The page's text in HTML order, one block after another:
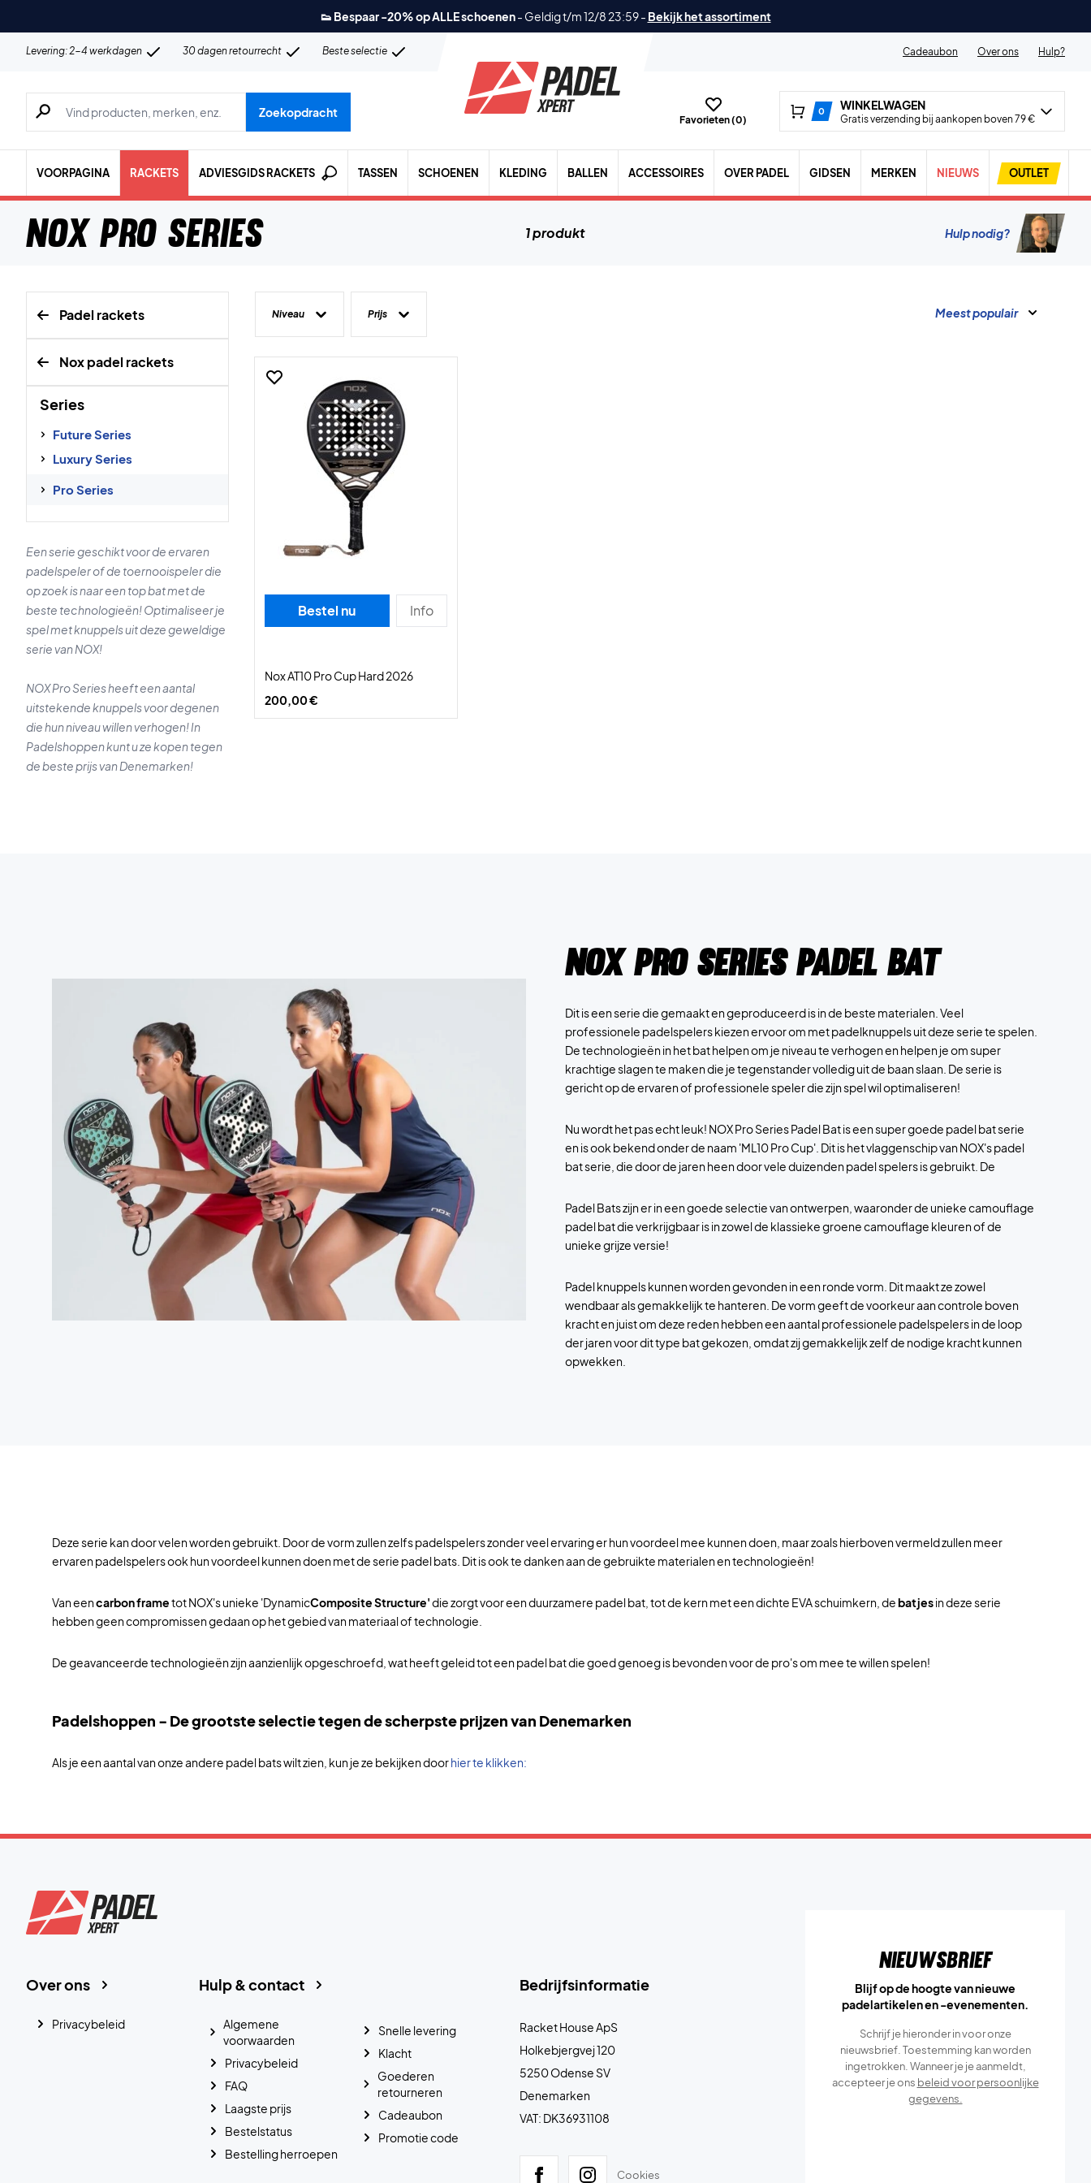
👟 Bespaar -20% op ALLE schoenen- Geldig t/m 12/8 23:59- Bekijk het assortiment
Levering: 2-4 werkdagen 30 dagen retourrecht Beste selectie Cadeaubon Over ons Hulp?
Zoeken naar producten, merken etc.
Zoekopdracht
Favorieten (0)
0 WINKELWAGEN
Gratis verzending bij aankopen boven 79 €
VOORPAGINA RACKETS ADVIESGIDS RACKETS TASSEN SCHOENEN KLEDING BALLEN ACCESSOIRES OVER PADEL GIDSEN MERKEN NIEUWS OUTLET
NOX Pro Series 1 produkt Hulp nodig?
Padel rackets
Nox padel rackets
Series
Future Series
Luxury Series
Pro Series
Een serie geschikt voor de ervaren
padelspeler of de toernooispeler die
op zoek is naar een top bat met de
beste technologieën! Optimaliseer je
spel met knuppels uit deze geweldige
serie van NOX!
NOX Pro Series heeft een aantal
uitstekende knuppels voor degenen
die hun niveau willen verhogen! In
Padelshoppen kunt u ze kopen tegen
de beste prijs van Denemarken!
Niveau Prijs Meest populair
Bestel nu Info
Nox AT10 Pro Cup Hard 2026
200,00 €
NOX Pro Series Padel Bat
Dit is een serie die gemaakt en geproduceerd is in de beste materialen. Veel
professionele padelspelers kiezen ervoor om met padelknuppels uit deze serie te spelen.
De technologieën in het bat helpen om je niveau te verhogen en helpen je om super
krachtige slagen te maken die je tegenstander volledig uit de baan slaan. De serie is
gericht op de ervaren of professionele speler die zijn spel wil optimaliseren!
Nu wordt het pas echt leuk! NOX Pro Series Padel Bat is een super goede padel bat serie
en is ook bekend onder de naam 'ML10 Pro Cup'. Dit is het vlaggenschip van NOX's padel
bat serie, die door de jaren heen door vele duizenden padel spelers is gebruikt. De
Padel Bats zijn er in een goede selectie van ontwerpen, waaronder de unieke camouflage
padel bat die verkrijgbaar is in zowel de klassieke groene camouflage kleuren of de
unieke grijze versie!
Padel knuppels kunnen worden gevonden in een ronde vorm. Dit maakt ze zowel
wendbaar als gemakkelijk te hanteren. De vorm geeft de voorkeur aan controle boven
kracht en juist om deze reden hebben een aantal professionele padelspelers in de loop
der jaren voor dit type bat gekozen, omdat zij gemakkelijk zelf de nodige kracht kunnen
opwekken.
Deze serie kan door velen worden gebruikt. Door de vorm zullen zelfs padelspelers zonder veel ervaring er hun voordeel mee kunnen doen, maar zoals hierboven vermeld zullen meer
ervaren padelspelers ook hun voordeel kunnen doen met de serie padel bats. Dit is ook te danken aan de gebruikte materialen en technologieën!
Van eencarbon frametot NOX's unieke 'DynamicComposite Structure'die zorgt voor een duurzamere padel bat, tot de kern met een dichte EVA schuimkern, debatjesin deze serie
hebben geen compromissen gedaan op het gebied van materiaal of technologie.
De geavanceerde technologieën zijn aanzienlijk opgeschroefd, wat heeft geleid tot een padel bat die goed genoeg is bevonden voor de pro's om mee te willen spelen!
Padelshoppen - De grootste selectie tegen de scherpste prijzen van Denemarken
Als je een aantal van onze andere padel bats wilt zien, kun je ze bekijken doorhier te klikken:
Bedrijfsinformatie
Racket House ApS
Holkebjergvej 120
5250 Odense SV
Denemarken
VAT: DK36931108
Cookies
Hulp & contact
Algemene
voorwaarden
Privacybeleid
FAQ
Laagste prijs
Bestelstatus
Bestelling herroepen
Snelle levering
Klacht
Goederen
retourneren
Cadeaubon
Promotie code
Over ons
Privacybeleid
Nieuwsbrief
Blijf op de hoogte van nieuwe
padelartikelen en -evenementen.
Schrijf je hieronder in voor onze
nieuwsbrief. Toestemming kan worden
ingetrokken. Wanneer je je aanmeldt,
accepteer je ons beleid voor persoonlijke
gegevens.